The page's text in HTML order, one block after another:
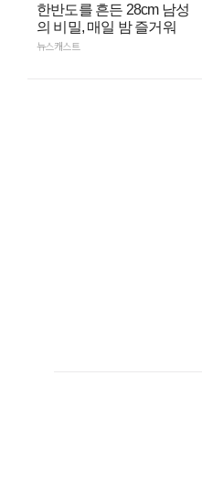
한반도를 흔든 28cm 남성
의 비밀, 매일 밤 즐거워
뉴스캐스트